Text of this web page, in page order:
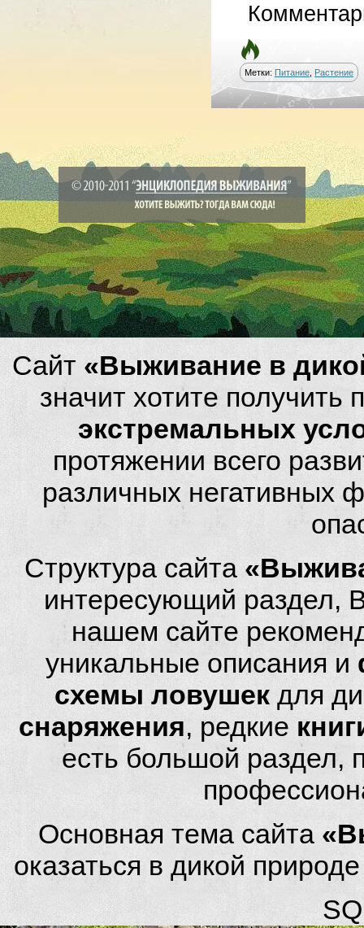
Метки: Питание Растение
Сайт «Выживание в
значит хотите
экстремальных
протяжении всего
различных негативных
Структура сайта
интересующий раздел,
нашем сайте
уникальные описания и
схемы ловушек для
снаряжения, редкие
есть большой
Основная тема сайта
оказаться в дикой